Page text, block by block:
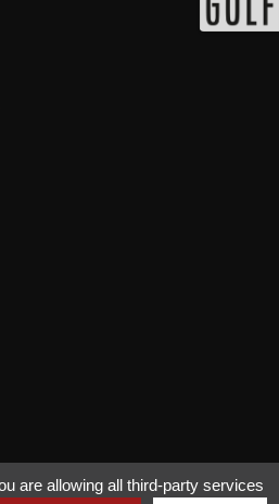
are allowing all third-party services